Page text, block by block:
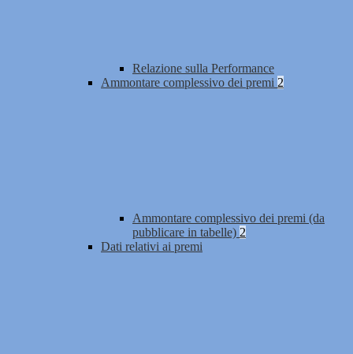
Relazione sulla Performance
Ammontare complessivo dei premi 2
Ammontare complessivo dei premi (da
pubblicare in tabelle) 2
Dati relativi ai premi